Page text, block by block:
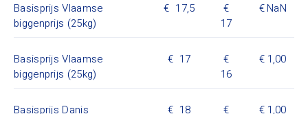
Basisprijs Vlaamse
biggenprijs (25kg)
17,5
17
NaN
Basisprijs Vlaamse
biggenprijs (25kg)
17
16
1,00
Basisprijs Danis
18
1,00